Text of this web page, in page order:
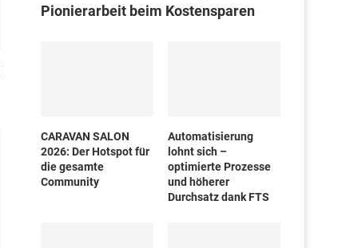
Pionierarbeit beim Kostensparen
CARAVAN SALON
2026: Der Hotspot für
die gesamte
Community
Automatisierung
lohnt sich –
optimierte Prozesse
und höherer
Durchsatz dank FTS